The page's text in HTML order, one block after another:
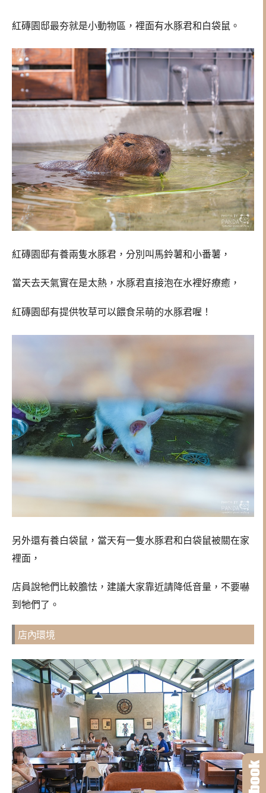
紅磚園邸最夯就是小動物區，裡面有水豚君和白袋鼠。
紅磚園邸有養兩隻水豚君，分別叫馬鈴薯和小番薯，
當天去天氣實在是太熱，水豚君直接泡在水裡好療癒，
紅磚園邸有提供牧草可以餵食呆萌的水豚君喔！
另外還有養白袋鼠，當天有一隻水豚君和白袋鼠被關在家
裡面，
店員說牠們比較膽怯，建議大家靠近請降低音量，不要嚇
到牠們了。
店內環境